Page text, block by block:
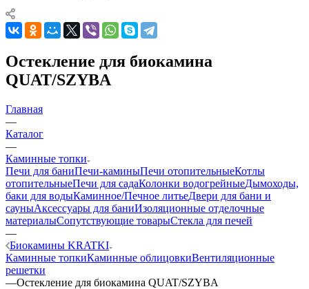
Остекление для биокамина
QUAT/SZYBA
Главная
—
Каталог
—
Каминные топки
Печи для баниПечи-каминыПечи отопительныеКотлы
отопительныеПечи для садаКолонки водогрейныеДымоходы,
баки для водыКаминное/Печное литьеДвери для бани и
сауныАксессуары для баниИзоляционные отделочные
материалыСопутствующие товарыСтекла для печей
—
Биокамины KRATKI
Каминные топкиКаминные облицовкиВентиляционные
решетки
—Остекление для биокамина QUAT/SZYBA